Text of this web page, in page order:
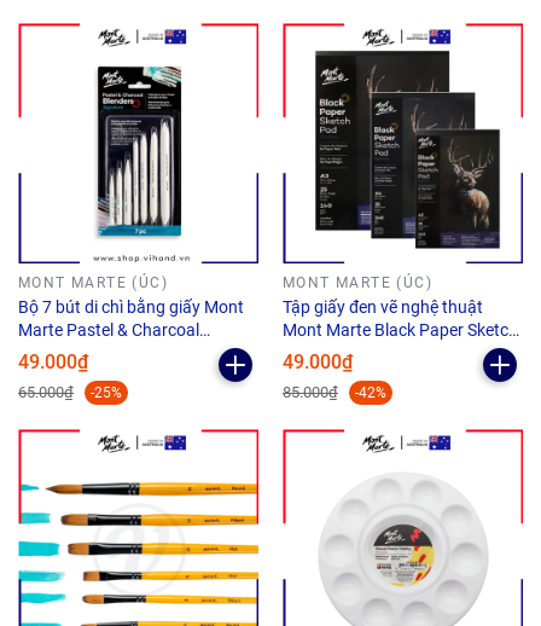
MONT MARTE (ÚC)
Bộ 7 bút di chì bằng giấy Mont
Marte Pastel & Charcoal
Blenders
49.000₫
65.000₫ -25%
MONT MARTE (ÚC)
Tập giấy đen vẽ nghệ thuật
Mont Marte Black Paper Sketch
Pad A4 140gsm
49.000₫
85.000₫ -42%